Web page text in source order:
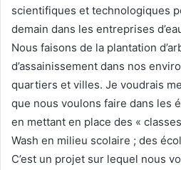
scientifiques et technologiques
demain dans les entreprises
Nous faisons de la plantation
d’assainissement dans nos
quartiers et villes. Je voudrais
que nous voulons faire dans les
en mettant en place des «
Wash en milieu scolaire ; des
C’est un projet sur lequel nous